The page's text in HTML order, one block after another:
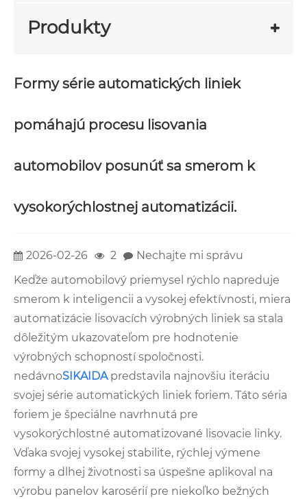
Produkty
Formy série automatických liniek
pomáhajú procesu lisovania
automobilov posunúť sa smerom k
vysokorýchlostnej automatizácii.
2026-02-26 2
Nechajte mi správu
Keďže automobilový priemysel rýchlo napreduje
smerom k inteligencii a vysokej efektívnosti, miera
automatizácie lisovacích výrobných liniek sa stala
dôležitým ukazovateľom pre hodnotenie
výrobných schopností spoločnosti.
nedávnoSIKAIDApredstavila najnovšiu iteráciu
svojej série automatických liniek foriem. Táto séria
foriem je špeciálne navrhnutá pre
vysokorýchlostné automatizované lisovacie linky.
Vďaka svojej vysokej stabilite, rýchlej výmene
formy a dlhej životnosti sa úspešne aplikoval na
výrobu panelov karosérií pre niekoľko bežných